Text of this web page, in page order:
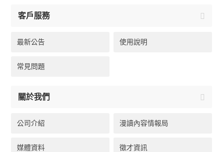
客戶服務
最新公告 使用說明
常見問題
關於我們
公司介紹 漫讀內容情報局
媒體資料 徵才資訊